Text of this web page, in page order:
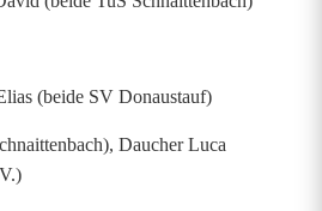
(beide SV Donaustauf)
Daucher Luca